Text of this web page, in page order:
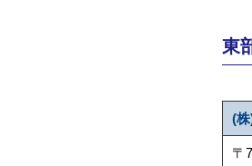
東
(
〒